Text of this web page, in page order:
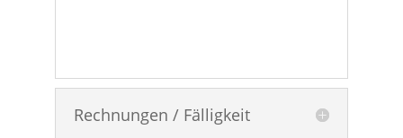
Rechnungen / Fälligkeit